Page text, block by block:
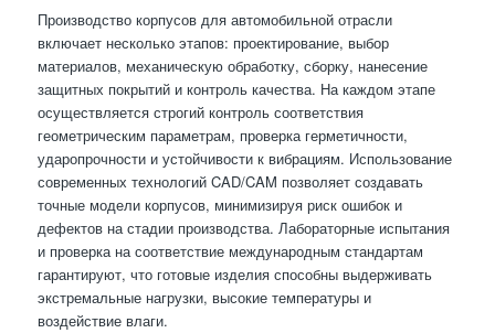
Производство корпусов для автомобильной отрасли
включает несколько этапов: проектирование, выбор
материалов, механическую обработку, сборку, нанесение
защитных покрытий и контроль качества. На каждом этапе
осуществляется строгий контроль соответствия
геометрическим параметрам, проверка герметичности,
ударопрочности и устойчивости к вибрациям. Использование
современных технологий CAD/CAM позволяет создавать
точные модели корпусов, минимизируя риск ошибок и
дефектов на стадии производства. Лабораторные испытания
и проверка на соответствие международным стандартам
гарантируют, что готовые изделия способны выдерживать
экстремальные нагрузки, высокие температуры и
воздействие влаги.